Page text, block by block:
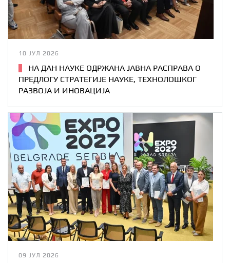
10 ЈУЛ 2026
НА ДАН НАУКЕ ОДРЖАНА ЈАВНА РАСПРАВА О
ПРЕДЛОГУ СТРАТЕГИЈЕ НАУКЕ, ТЕХНОЛОШКОГ
РАЗВОЈА И ИНОВАЦИЈА
09 ЈУЛ 2026